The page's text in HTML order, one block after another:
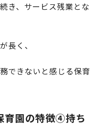
き、サービス残業とな
長く、
できないと感じる保育
育園の特徴④持ち